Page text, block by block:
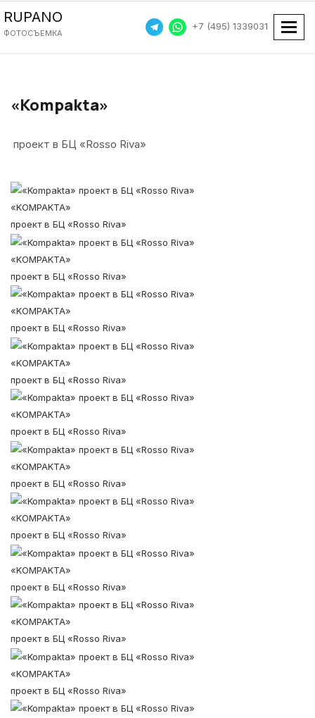
+7 (495) 1339031
RUPANO
ФОТОСЪЕМКА
«Kompakta»
проект в БЦ «Rosso Riva»
«KOMPAKTA»
проект в БЦ «Rosso Riva»
«KOMPAKTA»
проект в БЦ «Rosso Riva»
«KOMPAKTA»
проект в БЦ «Rosso Riva»
«KOMPAKTA»
проект в БЦ «Rosso Riva»
«KOMPAKTA»
проект в БЦ «Rosso Riva»
«KOMPAKTA»
проект в БЦ «Rosso Riva»
«KOMPAKTA»
проект в БЦ «Rosso Riva»
«KOMPAKTA»
проект в БЦ «Rosso Riva»
«KOMPAKTA»
проект в БЦ «Rosso Riva»
«KOMPAKTA»
проект в БЦ «Rosso Riva»